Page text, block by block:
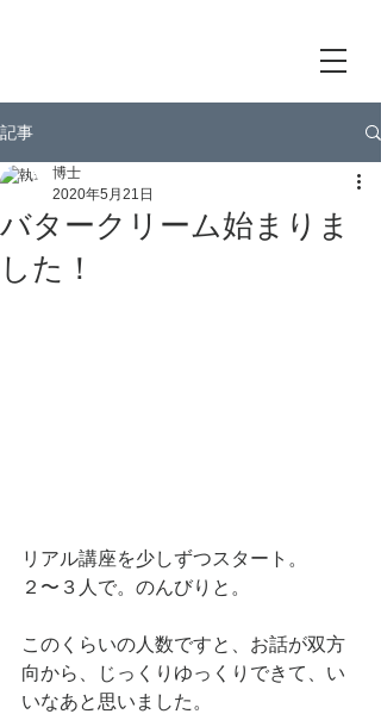
記事
バタークリーム始まりま
した！
博士
2020年5月21日
リアル講座を少しずつスタート。
２〜３人で。のんびりと。
このくらいの人数ですと、お話が双方
向から、じっくりゆっくりできて、い
いなあと思いました。